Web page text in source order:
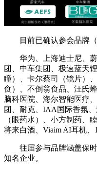
目前已确认参会品牌
华为、上海迪士尼、
团、中车集团、极速蓝天锂
瞳）、卡尔蔡司（镜片）
食）、不倒翁食品、汪氏
脑科医院、海尔智能医疗
团、耐克、IAA国际香氛
（眼药水）、小方制药、
将来白酒、Viaim AI耳机、
往届参与品牌涵盖保
知名企业。